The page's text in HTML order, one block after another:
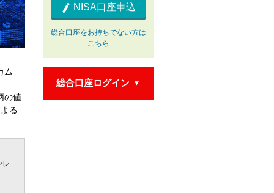
ム
の値
る
レ
 NISA口座申込
総合口座をお持ちでない方は
こちら
総合口座ログイン